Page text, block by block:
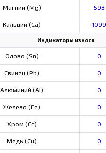
Магний (Mg) 593
Кальций (Са) 1099
Индикаторы износа
Олово (Sn) 0
Свинец (Pb) 0
Алюминий (AI) 0
Железо (Fe) 0
Хром (Сг) 0
Медь (Cu) 0